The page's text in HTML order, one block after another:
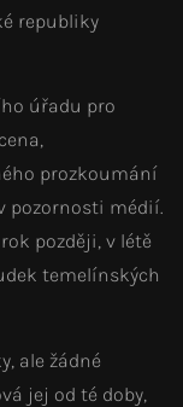
republiky
úřadu pro
prozkoumání
pozornosti médií.
později, v létě
temelínských
ale žádné
jej od té doby,